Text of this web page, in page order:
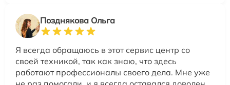
Позднякова Ольга
Я всегда обращаюсь в этот сервис центр со
своей техникой, так как знаю, что здесь
работают профессионалы своего дела. Мне уже